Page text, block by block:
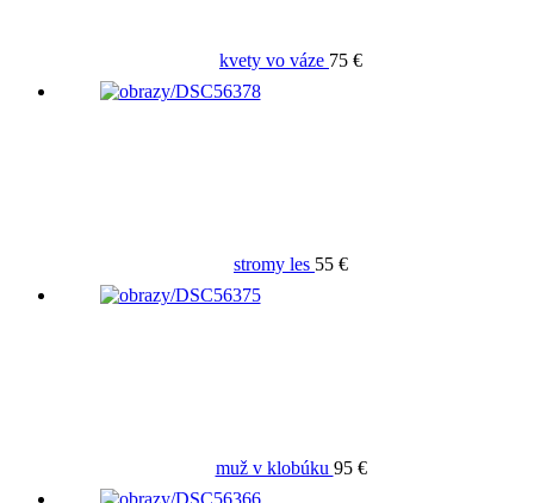
kvety vo váze 75 €
stromy les 55 €
muž v klobúku 95 €